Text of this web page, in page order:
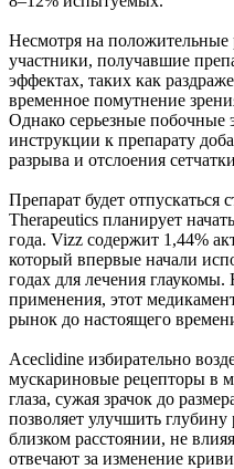
Несмотря на положительные
участники, получавшие
эффектах, таких как
временное помутнение
Однако серьезные
инструкции к препарату
разрыва и отслоения
Препарат будет отпускаться
Therapeutics планирует
года. Vizz содержит 1,44%
который впервые начали
годах для лечения
применения, этот
рынок до настоящего
Aceclidine избирательно
мускариновые рецепторы в
глаза, сужая зрачок до
позволяет улучшить глубину
близком расстоянии, не
отвечают за изменение